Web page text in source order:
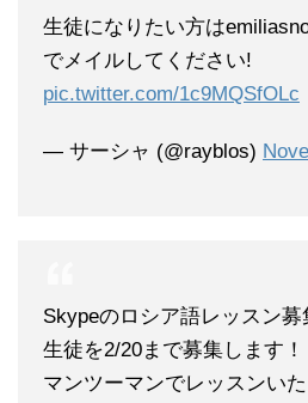
生徒になりたい方は
でメイルしてください!
pic.twitter.com/1c9MQSfOLc
— サーシャ (@rayblos)
Skypeのロシア語レッスン募
生徒を2/20まで募集します！
マンツーマンでレッスンいた